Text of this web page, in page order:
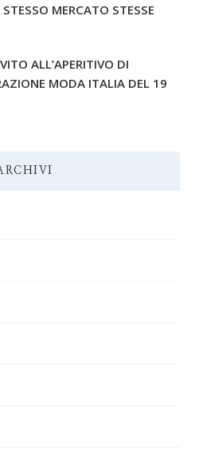
MERCATO STESSE
ALL’APERITIVO DI
MODA ITALIA DEL 19